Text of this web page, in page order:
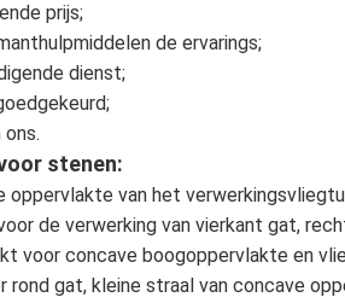
prijs;
de ervarings;
dienst;
stenen:
oppervlakte van het
de verwerking van vierkant gat,
voor concave boogoppervlakte en
rond gat, kleine straal van concave